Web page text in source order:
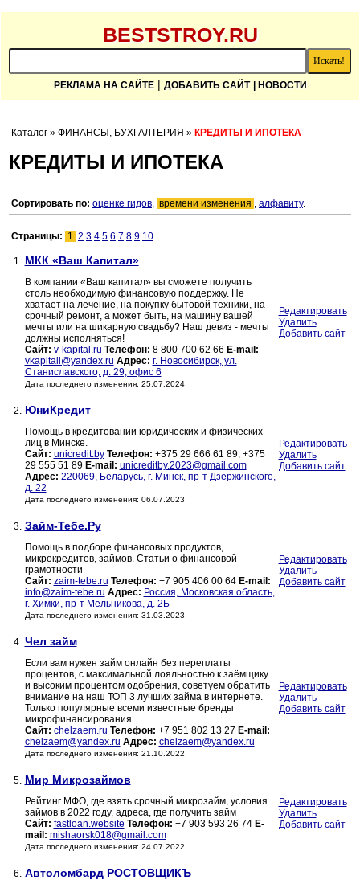
BESTSTROY.RU
РЕКЛАМА НА САЙТЕ| ДОБАВИТЬ САЙТ | НОВОСТИ
Каталог » ФИНАНСЫ, БУХГАЛТЕРИЯ » КРЕДИТЫ И ИПОТЕКА
КРЕДИТЫ И ИПОТЕКА
Сортировать по: оценке гидов, времени изменения , алфавиту.
Страницы: 1 2 3 4 5 6 7 8 9 10
1. МКК «Ваш Капитал»
В компании «Ваш капитал» вы сможете получить
столь необходимую финансовую поддержку. Не
хватает на лечение, на покупку бытовой техники, на
срочный ремонт, а может быть, на машину вашей
мечты или на шикарную свадьбу? Наш девиз - мечты
должны исполняться!
Сайт: v-kapital.ru Телефон: 8 800 700 62 66 E-mail:
vkapitall@yandex.ru Адрес: г. Новосибирск, ул.
Станиславского, д. 29, офис 6
Дата последнего изменения: 25.07.2024
Редактировать
Удалить
Добавить сайт
2. ЮниКредит
Помощь в кредитовании юридических и физических
лиц в Минске.
Сайт: unicredit.by Телефон: +375 29 666 61 89, +375
29 555 51 89 E-mail: unicreditby.2023@gmail.com
Адрес: 220069, Беларусь, г. Минск, пр-т Дзержинского,
д. 22
Дата последнего изменения: 06.07.2023
Редактировать
Удалить
Добавить сайт
3. Займ-Тебе.Ру
Помощь в подборе финансовых продуктов,
микрокредитов, займов. Статьи о финансовой
грамотности
Сайт: zaim-tebe.ru Телефон: +7 905 406 00 64 E-mail:
info@zaim-tebe.ru Адрес: Россия, Московская область,
г. Химки, пр-т Мельникова, д. 2Б
Дата последнего изменения: 31.03.2023
Редактировать
Удалить
Добавить сайт
4. Чел займ
Если вам нужен займ онлайн без переплаты
процентов, с максимальной лояльностью к заёмщику
и высоким процентом одобрения, советуем обратить
внимание на наш ТОП 3 лучших займа в интернете.
Только популярные всеми известные бренды
микрофинансирования.
Сайт: chelzaem.ru Телефон: +7 951 802 13 27 E-mail:
chelzaem@yandex.ru Адрес: chelzaem@yandex.ru
Дата последнего изменения: 21.10.2022
Редактировать
Удалить
Добавить сайт
5. Мир Микрозаймов
Рейтинг МФО, где взять срочный микрозайм, условия
займов в 2022 году, адреса, где получить займ
Сайт: fastloan.website Телефон: +7 903 593 26 74 E-
mail: mishaorsk018@gmail.com
Дата последнего изменения: 24.07.2022
Редактировать
Удалить
Добавить сайт
6. Автоломбард РОСТОВЩИКЪ